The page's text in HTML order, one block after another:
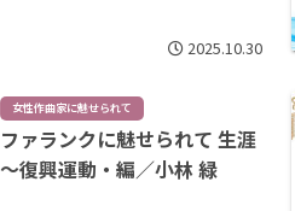
2025.10.30
女性作曲家に魅せられて
ファランクに魅せられて 生涯
～復興運動・編／小林 緑